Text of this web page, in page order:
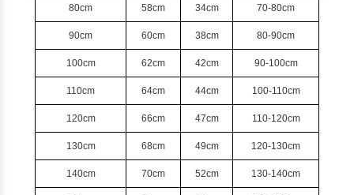
80cm 58cm 34cm 70-80cm
90cm 60cm 38cm 80-90cm
100cm 62cm 42cm 90-100cm
110cm 64cm 44cm 100-110cm
120cm 66cm 47cm 110-120cm
130cm 68cm 49cm 120-130cm
140cm 70cm 52cm 130-140cm